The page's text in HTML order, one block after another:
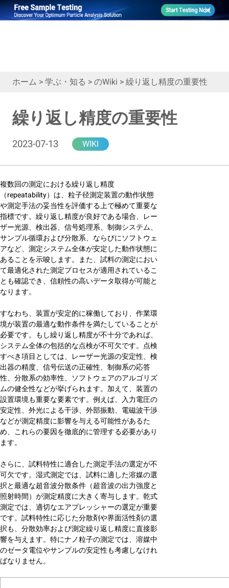
ホーム >学ぶ・知る >のWiki >繰り返し精度の重要性
繰り返し精度の重要性
2023-07-13 WIKI
複数回の測定における繰り返し精度
（repeatability）は、粒子径測定装置の動作状態
や測定手法の妥当性を評価する上で極めて重要な
指標です。繰り返し精度が良好である場合、レー
ザー光源、検出器、信号処理系、制御システム、
サンプル循環および分散系、ならびにソフトウェ
アなど、測定システム全体が安定した動作状態に
あることを示唆します。また、試料の測定におい
て最適化された測定プロセスが適用されているこ
とも確認でき、信頼性の高いデータ取得が可能と
なります。
すなわち、装置が安定的に稼働しており、作業環
境が装置の最適な動作条件を満たしていることが
必要です。もし繰り返し精度が不十分であれば、
システム全体の包括的な点検が不可欠です。点検
すべき項目としては、レーザー光源の安定性、検
出器の精度、信号伝送の正確性、制御系の応答
性、分散系の効率性、ソフトウェアのアルゴリズ
ムの健全性などが挙げられます。加えて、装置の
設置環境も重要な要素です。例えば、入力電圧の
安定性、外光による干渉、外部振動、電磁波干渉
などが測定精度に影響を与える可能性があるた
め、これらの要因を徹底的に管理する必要があり
ます。
さらに、試料特性に適合した測定手法の選定が不
可欠です。湿式測定では、試料に適した溶媒の選
択と最適な超音波分散条件（超音波の出力強度と
照射時間）が測定精度に大きく寄与します。乾式
測定では、適切なエアプレッシャーの選定が重要
です。試料特性に応じた分散剤や界面活性剤の選
択も、分散効率および測定繰り返し精度に直接影
響を与えます。特にナノ粒子の測定では、溶媒中
のゼータ電位やサンプルの安定性も考慮しなけれ
ばなりません。